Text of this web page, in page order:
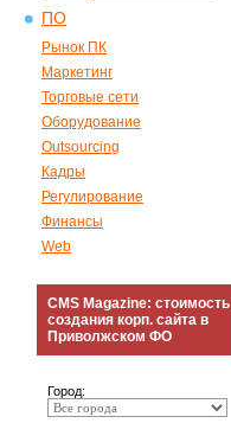
ПО
Рынок ПК
Маркетинг
Торговые сети
Оборудование
Outsourcing
Кадры
Регулирование
Финансы
Web
CMS Magazine: стоимость
создания корп. сайта в
Приволжском ФО
Город: